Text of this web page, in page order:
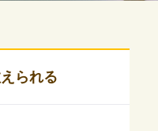
られる